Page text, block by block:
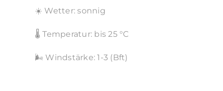
☀️ Wetter: sonnig
🌡️ Temperatur: bis 25 °C
🌬️ Windstärke: 1-3 (Bft)